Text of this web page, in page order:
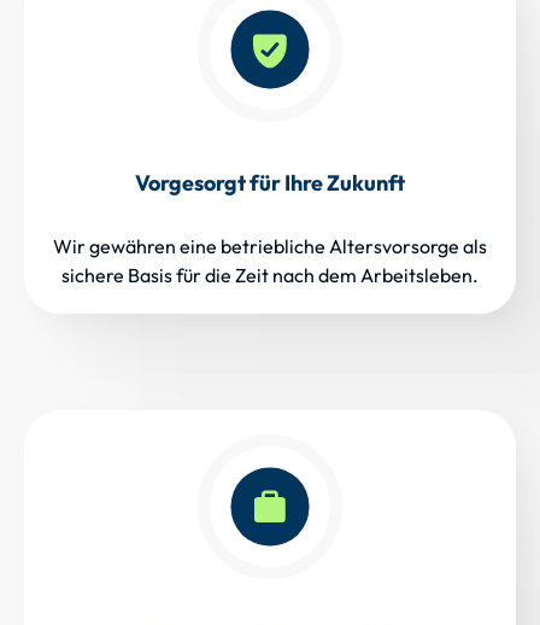
Vorgesorgt für Ihre Zukunft
Wir gewähren eine betriebliche Altersvorsorge als
sichere Basis für die Zeit nach dem Arbeitsleben.